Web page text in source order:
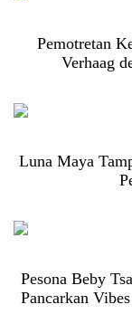
Pemotretan
Verhaag
Luna Maya
Pesona Beby
Pancarkan